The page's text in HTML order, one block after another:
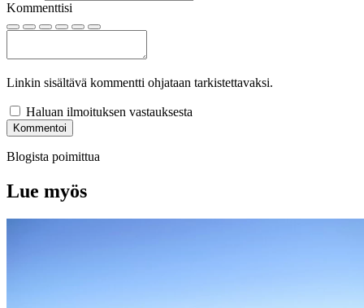
Kommenttisi
Linkin sisältävä kommentti ohjataan tarkistettavaksi.
Haluan ilmoituksen vastauksesta
Kommentoi
Blogista poimittua
Lue myös